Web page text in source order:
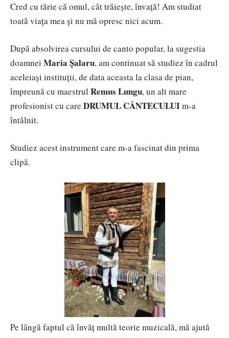
Cred cu tărie că omul, cât trăiește, învață! Am studiat
toată viața mea și nu mă opresc nici acum.
După absolvirea cursului de canto popular, la sugestia
doamnei Maria Șalaru, am continuat să studiez în cadrul
aceleiași instituții, de data aceasta la clasa de pian,
împreună cu maestrul Remus Lungu, un alt mare
profesionist cu care DRUMUL CÂNTECULUIm-a
întâlnit.
Studiez acest instrument care m-a fascinat din prima
clipă.
Pe lângă faptul că învăț multă teorie muzicală, mă ajută